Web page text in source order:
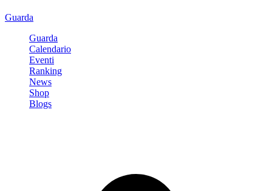
Guarda
Guarda
Calendario
Eventi
Ranking
News
Shop
Blogs